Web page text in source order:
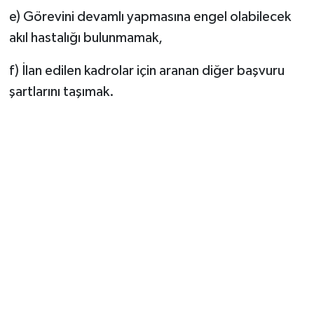
e) Görevini devamlı yapmasına engel olabilecek
akıl hastalığı bulunmamak,
f) İlan edilen kadrolar için aranan diğer başvuru
şartlarını taşımak.